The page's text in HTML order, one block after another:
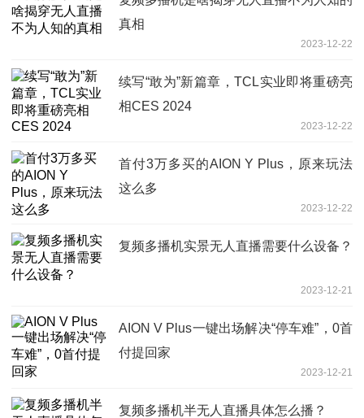
真相
2023-12-22
续写“敢为”新篇章，TCL实业即将重磅亮
相CES 2024
2023-12-22
首付3万多买的AION Y Plus，原来玩法
这么多
2023-12-22
复频多播机实景无人直播需要什么设备？
2023-12-21
AION V Plus一键出场解决“停车难”，0首
付提回家
2023-12-21
复频多播机半无人直播具体怎么播？